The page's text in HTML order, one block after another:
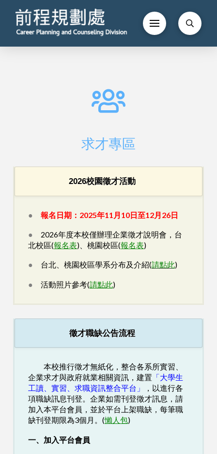
求才專區
2026校園徵才活動
● 報名日期：2025年11月10日至12月26日
● 2026年度本校僅辦理企業徵才說明會， 台
北校區(報名表)、桃園校區(報名表)
● 台北、桃園校區學系分布及介紹(請點此)
● 活動照片參考(請點此)
徵才職缺公告流程
本校推行徵才無紙化，整合各系所實習、
企業求才與政府就業相關資訊，建置 「大學生
工讀、實習、求職資訊整合平台 」
，以進行各
項職缺訊息刊登。企業如需刊登徵才訊息，請
加入本平台會員，並於平台上架職缺，每筆職
缺刊登期限為3個月。(懶人包)
一、加入平台會員